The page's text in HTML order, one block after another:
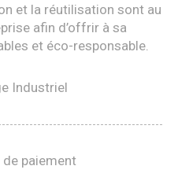
et la réutilisation sont au
afin d’offrir à sa
et éco-responsable.